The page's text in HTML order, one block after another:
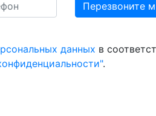
данных в
.